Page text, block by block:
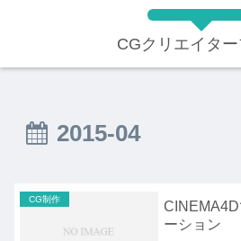
CGクリエイタ
2015-04
CG制作
ーション